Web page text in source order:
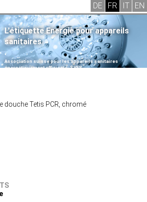
L'étiquette Energie pour appareils
sanitaires
.
Association suisse pour les appareils sanitaires
énergétiquement efficients, SVES
douche Tetis PCR, chromé